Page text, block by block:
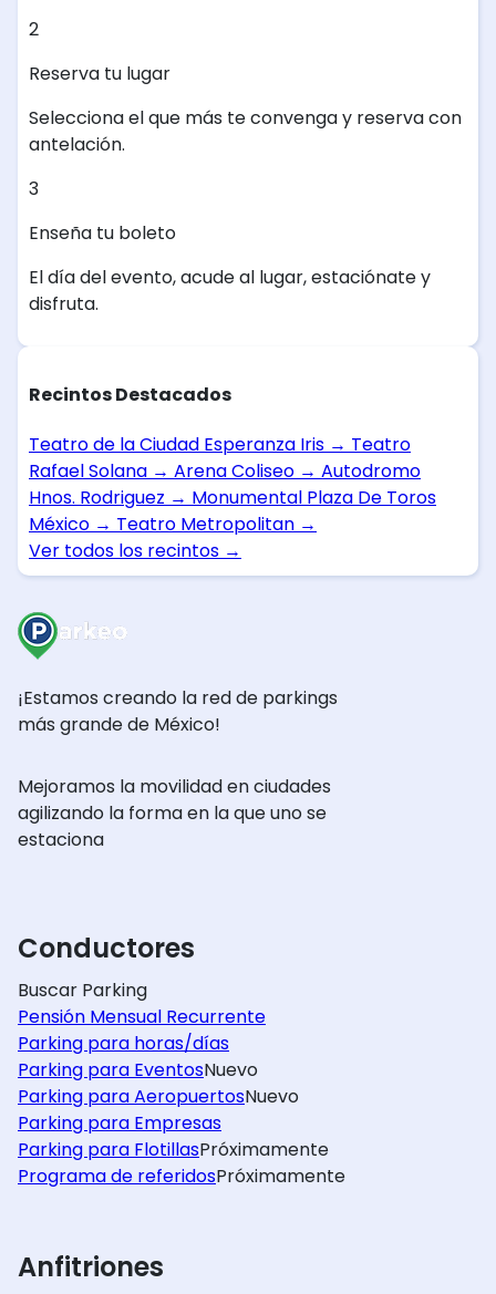
2
Reserva tu lugar
Selecciona el que más te convenga y reserva con
antelación.
3
Enseña tu boleto
El día del evento, acude al lugar, estaciónate y
disfruta.
Recintos Destacados
Teatro de la Ciudad Esperanza Iris → Teatro
Rafael Solana → Arena Coliseo → Autodromo
Hnos. Rodriguez → Monumental Plaza De Toros
México → Teatro Metropolitan →
Ver todos los recintos →
¡Estamos creando la red de parkings
más grande de México!
Mejoramos la movilidad en ciudades
agilizando la forma en la que uno se
estaciona
Conductores
Buscar Parking
Pensión Mensual Recurrente
Parking para horas/días
Parking para EventosNuevo
Parking para AeropuertosNuevo
Parking para Empresas
Parking para FlotillasPróximamente
Programa de referidosPróximamente
Anfitriones